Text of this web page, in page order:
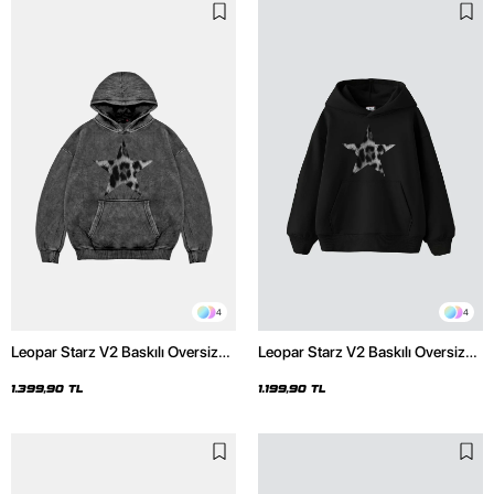
4
Leopar Starz V2 Baskılı Oversize
Hoodie
1.399,90 TL
4
Leopar Starz V2 Baskılı Oversize
1.199,90 TL